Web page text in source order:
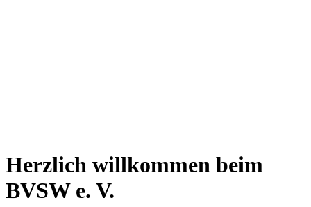
Herzlich willkommen beim
BVSW e. V.